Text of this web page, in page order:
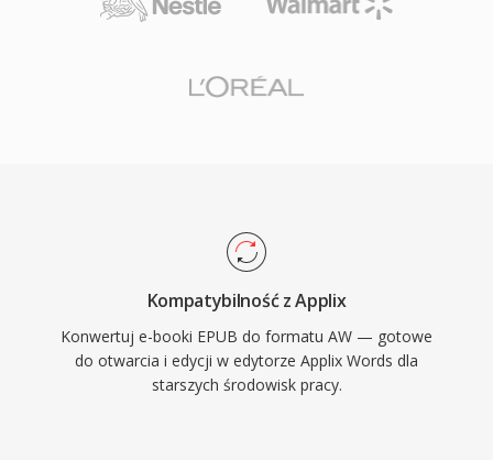
Kompatybilność z Applix
Konwertuj e-booki EPUB do formatu AW — gotowe
do otwarcia i edycji w edytorze Applix Words dla
starszych środowisk pracy.